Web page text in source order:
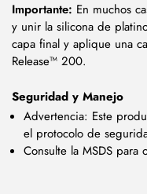
Importante: En muchos
y unir la silicona de
capa final y aplique una
Release™ 200.
Seguridad y Manejo
Advertencia: Este
el protocolo de
Consulte la MSDS